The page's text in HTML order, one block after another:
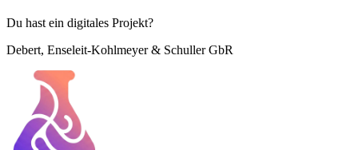
Du hast ein digitales Projekt?
Debert, Enseleit-Kohlmeyer & Schuller GbR